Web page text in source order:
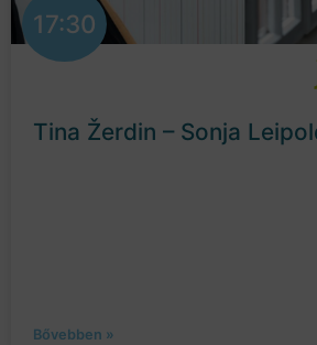
17:30
Tina Žerdin – Sonja
Bővebben »